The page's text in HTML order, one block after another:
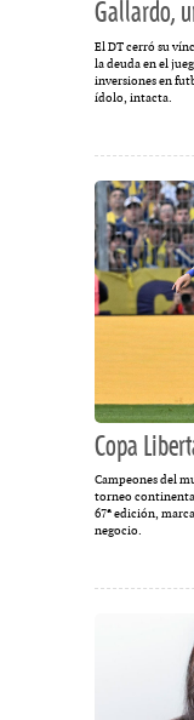
Gallardo,
El DT cerró su
la deuda en el
inversiones en
ídolo, intacta.
Copa
Campeones del
torneo
67ª edición,
negocio.